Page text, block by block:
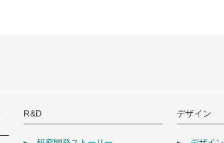
R&D デザイン